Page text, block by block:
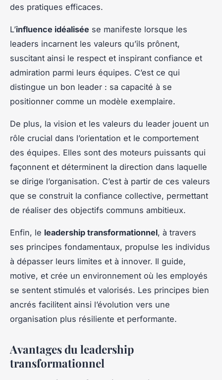
des pratiques efficaces.
L’influence idéalisée se manifeste lorsque les
leaders incarnent les valeurs qu’ils prônent,
suscitant ainsi le respect et inspirant confiance et
admiration parmi leurs équipes. C’est ce qui
distingue un bon leader : sa capacité à se
positionner comme un modèle exemplaire.
De plus, la vision et les valeurs du leader jouent un
rôle crucial dans l’orientation et le comportement
des équipes. Elles sont des moteurs puissants qui
façonnent et déterminent la direction dans laquelle
se dirige l’organisation. C’est à partir de ces valeurs
que se construit la confiance collective, permettant
de réaliser des objectifs communs ambitieux.
Enfin, le leadership transformationnel, à travers
ses principes fondamentaux, propulse les individus
à dépasser leurs limites et à innover. Il guide,
motive, et crée un environnement où les employés
se sentent stimulés et valorisés. Les principes bien
ancrés facilitent ainsi l’évolution vers une
organisation plus résiliente et performante.
Avantages du leadership
transformationnel